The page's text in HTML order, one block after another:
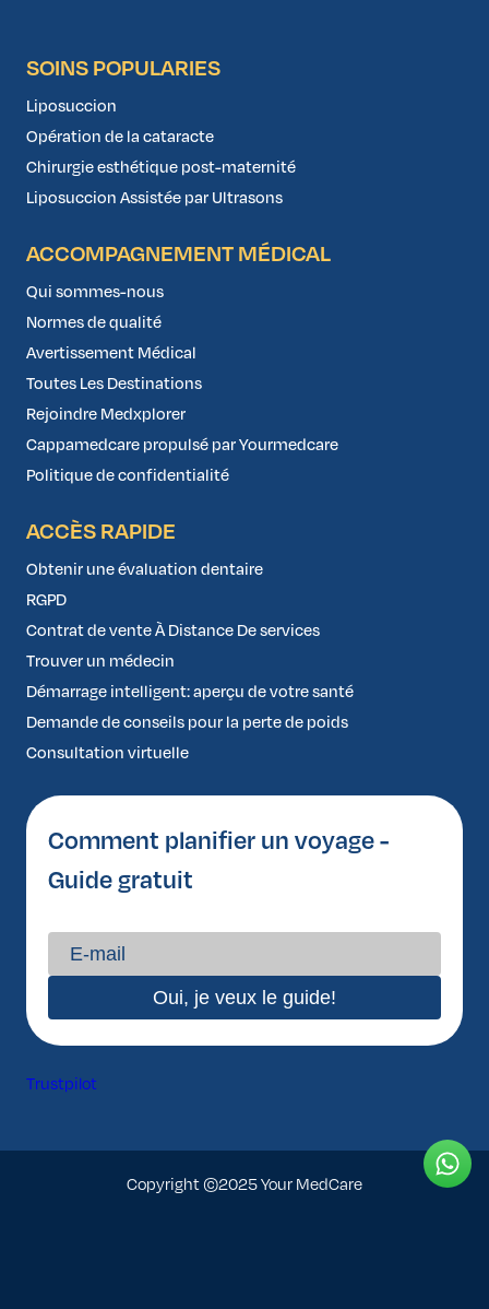
SOINS POPULARIES
Liposuccion
Opération de la cataracte
Chirurgie esthétique post-maternité
Liposuccion Assistée par Ultrasons
ACCOMPAGNEMENT MÉDICAL
Qui sommes-nous
Normes de qualité
Avertissement Médical
Toutes Les Destinations
Rejoindre Medxplorer
Cappamedcare propulsé par Yourmedcare
Politique de confidentialité
ACCÈS RAPIDE
Obtenir une évaluation dentaire
RGPD
Contrat de vente À Distance De services
Trouver un médecin
Démarrage intelligent: aperçu de votre santé
Demande de conseils pour la perte de poids
Consultation virtuelle
Comment planifier un voyage -
Guide gratuit
Trustpilot
Copyright ©2025 Your MedCare